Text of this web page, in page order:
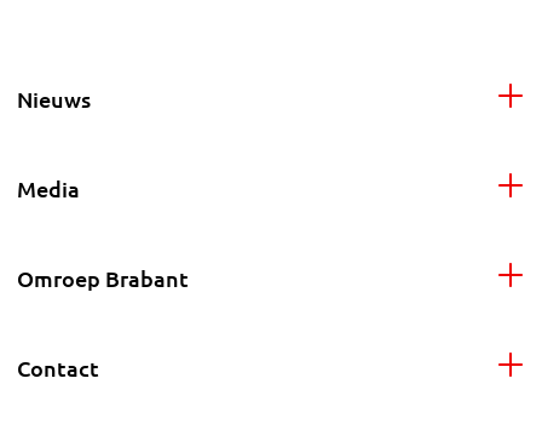
Nieuws
Media
Omroep Brabant
Contact